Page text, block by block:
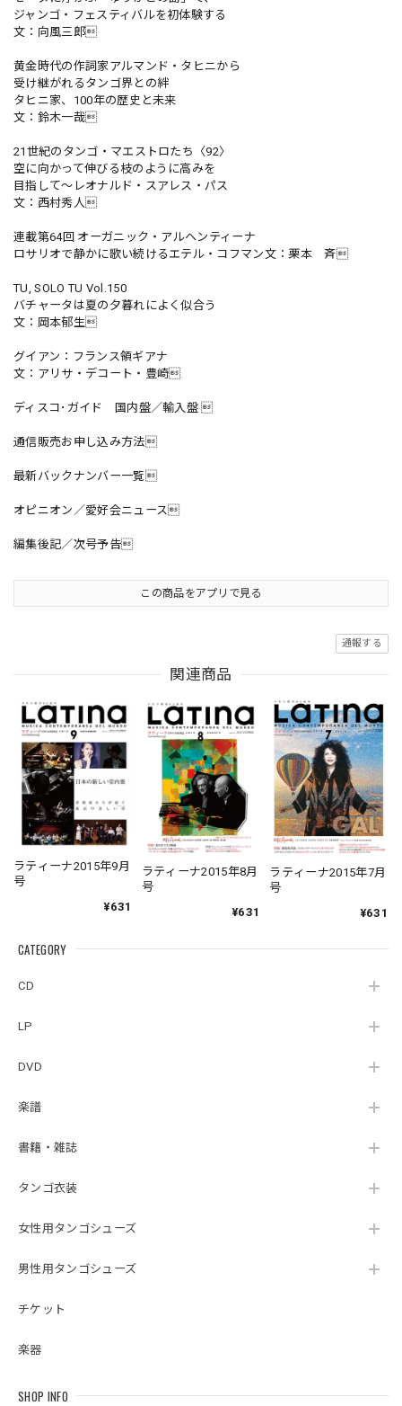
CATEGORY
CD
LP
DVD
楽譜
書籍・雑誌
タンゴ衣装
女性用タンゴシューズ
男性用タンゴシューズ
チケット
楽器
SHOP INFO
ジャンゴ・フェスティバルを初体験する
文：向風三郎
黄金時代の作詞家アルマンド・タヒニから
受け継がれるタンゴ界との絆
タヒニ家、100年の歴史と未来
文：鈴木一哉
21世紀のタンゴ・マエストロたち〈92〉
空に向かって伸びる枝のように高みを
目指して～レオナルド・スアレス・パス
文：西村秀人
連載第64回 オーガニック・アルヘンティーナ
ロサリオで静かに歌い続けるエテル・コフマン文：栗本 斉
TU, SOLO TU Vol.150
バチャータは夏の夕暮れによく似合う
文：岡本郁生
グイアン：フランス領ギアナ
文：アリサ・デコート・豊崎
ディスコ･ガイド 国内盤／輸入盤 
通信販売お申し込み方法
最新バックナンバー一覧
オピニオン／愛好会ニュース
編集後記／次号予告
この商品をアプリで見る
通報する
関連商品
ラティーナ2015年9月
号
¥631
ラティーナ2015年8月
号
¥631
ラティーナ2015年7月
号
¥631